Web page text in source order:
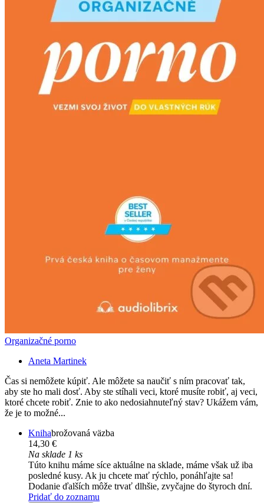
Organizačné porno
Aneta Martinek
Čas si nemôžete kúpiť. Ale môžete sa naučiť s ním pracovať tak,
aby ste ho mali dosť. Aby ste stíhali veci, ktoré musíte robiť, aj veci,
ktoré chcete robiť. Znie to ako nedosiahnuteľný stav? Ukážem vám,
že je to možné...
Knihabrožovaná väzba
14,30 €
Na sklade 1 ks
Túto knihu máme síce aktuálne na sklade, máme však už iba
posledné kusy. Ak ju chcete mať rýchlo, ponáhľajte sa!
Dodanie ďalších môže trvať dlhšie, zvyčajne do štyroch dní.
Pridať do zoznamu